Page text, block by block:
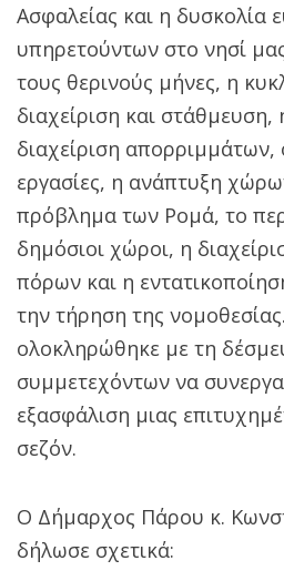
Ασφαλείας και η δυσκολία
υπηρετούντων στο νησί
τους θερινούς μήνες, η
διαχείριση και στάθμευση,
διαχείριση απορριμμάτων,
εργασίες, η ανάπτυξη
πρόβλημα των Ρομά, το
δημόσιοι χώροι, η
πόρων και η
την τήρηση της
ολοκληρώθηκε με τη
συμμετεχόντων να
εξασφάλιση μιας
σεζόν.
Ο Δήμαρχος Πάρου κ.
δήλωσε σχετικά: